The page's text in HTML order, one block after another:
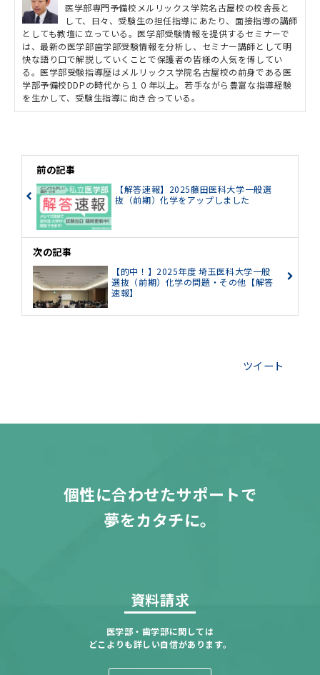
医学部専門予備校メルリックス学院名古屋校の校舎長と
して、日々、受験生の担任指導にあたり、面接指導の講師
としても教壇に立っている。医学部受験情報を提供するセミナーで
は、最新の医学部歯学部受験情報を分析し、セミナー講師として明
快な語り口で解説していくことで保護者の皆様の人気を博してい
る。医学部受験指導歴はメルリックス学院名古屋校の前身である医
学部予備校DDPの時代から１０年以上。若手ながら豊富な指導経験
を生かして、受験生指導に向き合っている。
前の記事
【解答速報】2025藤田医科大学一般選
抜（前期）化学をアップしました
次の記事
【的中！】2025年度 埼玉医科大学一般
選抜（前期）化学の問題・その他【解答
速報】
ツイート
個性に合わせたサポートで
夢をカタチに。
資料請求
医学部・歯学部に関しては
どこよりも詳しい自信があります。